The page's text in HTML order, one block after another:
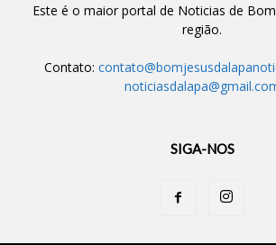
Este é o maior portal de Noticias de
região.
Contato:
SIGA-NOS